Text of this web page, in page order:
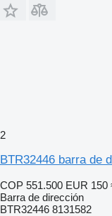
2
BTR32446 barra de
COP 551.500 EUR 150
Barra de dirección
BTR32446 8131582